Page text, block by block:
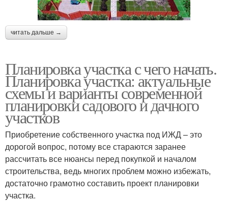
читать дальше →
Планировка участка с чего начать.
Планировка участка: актуальные
схемы и варианты современной
планировки садового и дачного
участков
Приобретение собственного участка под ИЖД – это
дорогой вопрос, потому все стараются заранее
рассчитать все нюансы перед покупкой и началом
строительства, ведь многих проблем можно избежать,
достаточно грамотно составить проект планировки
участка.